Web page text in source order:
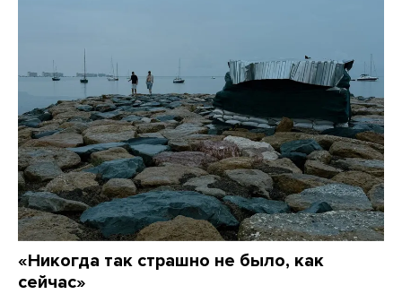
«Никогда так страшно не было, как
сейчас»